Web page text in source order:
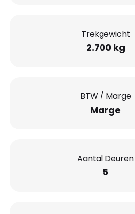
Trekgewicht
2.700 kg
BTW / Marge
Marge
Aantal Deuren
5